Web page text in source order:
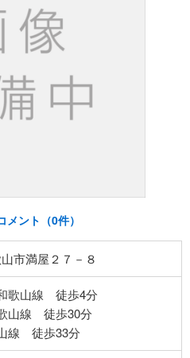
メント（0件）
市満屋２７－８
歌山線 徒歩4分
山線 徒歩30分
線 徒歩33分